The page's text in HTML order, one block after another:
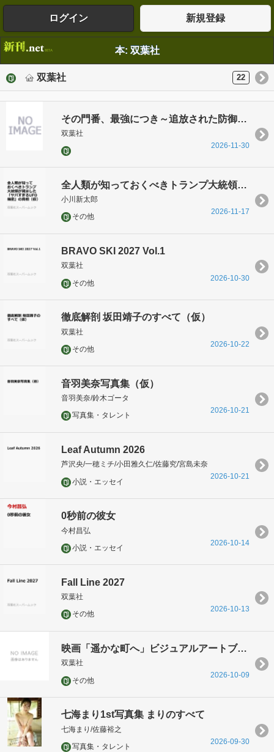
ログイン 新規登録
本: 双葉社
双葉社 22
その門番、最強につき～追放された防御力9999の戦士、王都の門番として無双する～
双葉社
2026-11-30
全人類が知っておくべきトランプ大統領が開示した「ヤバすぎるUFO機密」の真相（仮）
小川新太郎
その他
2026-11-17
BRAVO SKI 2027 Vol.1
双葉社
その他
2026-10-30
徹底解剖 坂田靖子のすべて（仮）
双葉社
その他
2026-10-22
音羽美奈写真集（仮）
音羽美奈/鈴木ゴータ
写真集・タレント
2026-10-21
Leaf Autumn 2026
芦沢央/一穂ミチ/小田雅久仁/佐藤究/宮島未奈
小説・エッセイ
2026-10-21
0秒前の彼女
今村昌弘
小説・エッセイ
2026-10-14
Fall Line 2027
双葉社
その他
2026-10-13
映画「遥かな町へ」ビジュアルアートブック
双葉社
その他
2026-10-09
七海まり1st写真集 まりのすべて
七海まり/佐藤裕之
写真集・タレント
2026-09-30